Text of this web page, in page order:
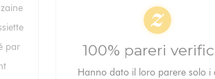
par
100% pareri
Hanno dato il loro parere solo i